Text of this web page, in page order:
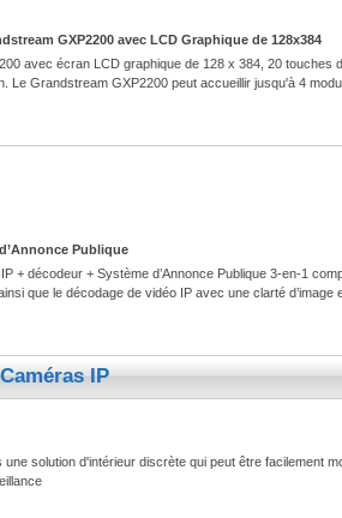
GXP2200 avec LCD Graphique de 128x384
avec écran LCD graphique de 128 x 384, 20 touches
Le Grandstream GXP2200 peut accueillir jusqu'à 4
Publique
+ décodeur + Système d’Annonce Publique 3-en-1
que le décodage de vidéo IP avec une clarté d’image
Caméras IP
solution d'intérieur discrète qui peut être facilement